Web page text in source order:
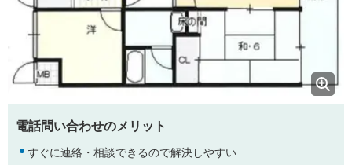
電話問い合わせのメリット
すぐに連絡・相談できるので解決しやすい